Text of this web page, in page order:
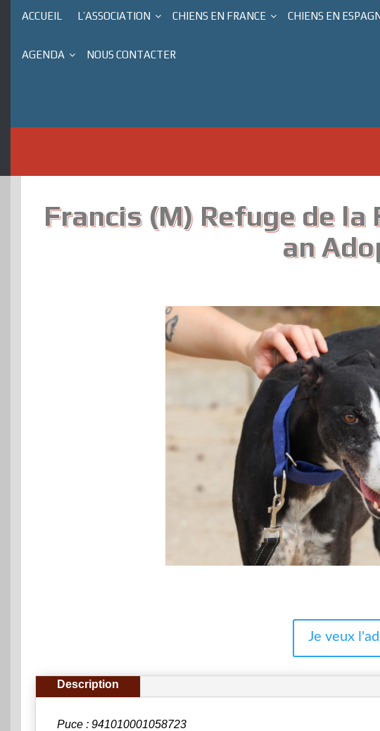
ACCUEIL L’ASSOCIATION CHIENS EN FRANCE CHIENS EN
AGENDA NOUS CONTACTER
Francis (M) Refuge de la
an
Je veux
Description
Puce : 941010001058723